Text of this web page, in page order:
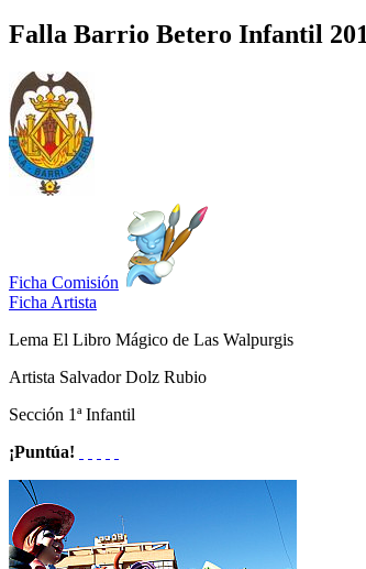
Falla Barrio Betero Infantil
Ficha Comisión
Ficha Artista
Lema El Libro Mágico de Las Walpurgis
Artista Salvador Dolz Rubio
Sección 1ª Infantil
¡Puntúa!